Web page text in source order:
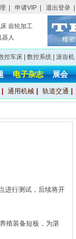
申请VIP 退出登录
齿轮加工
器人
控车床| 数控系统| 滚齿机|
电子杂志 展会
通用机械 轨道交通
进行测试，后续将开
殖装备短板，为湛